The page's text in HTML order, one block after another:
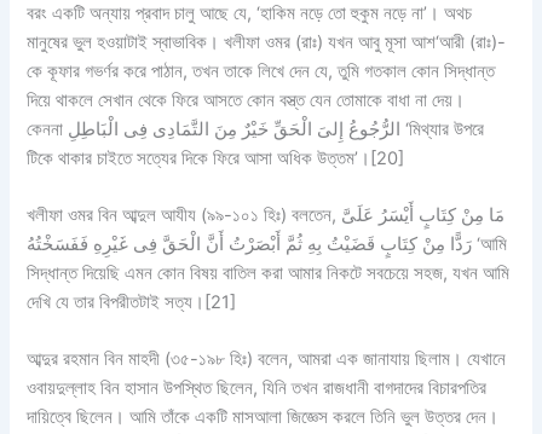
বরং একটি অন্যায় প্রবাদ চালু আছে যে, ‘হাকিম নড়ে তো হুকুম নড়ে না’। অথচ
মানুষের ভুল হওয়াটাই স্বাভাবিক। খলীফা ওমর (রাঃ) যখন আবু মূসা আশ‘আরী (রাঃ)-
কে কূফার গভর্ণর করে পাঠান, তখন তাকে লিখে দেন যে, তুমি গতকাল কোন সিদ্ধান্ত
দিয়ে থাকলে সেখান থেকে ফিরে আসতে কোন বস্ত্ত যেন তোমাকে বাধা না দেয়।
কেননা الرُّجُوعُ إِلىَ الْحَقِّ خَيْرٌ مِنَ التَّمَادِى فِى الْبَاطِلِ ‘মিথ্যার উপরে
টিকে থাকার চাইতে সত্যের দিকে ফিরে আসা অধিক উত্তম’।[20]
খলীফা ওমর বিন আব্দুল আযীয (৯৯-১০১ হিঃ) বলতেন, مَا مِنْ كِتَابٍ أَيْسَرُ عَلَىَّ
رَدًّا مِنْ كِتَابٍ قَضَيْتُ بِهِ ثُمَّ أَبْصَرْتُ أَنَّ الْحَقَّ فِى غَيْرِهِ فَفَسَخْتُهُ ‘আমি
সিদ্ধান্ত দিয়েছি এমন কোন বিষয় বাতিল করা আমার নিকটে সবচেয়ে সহজ, যখন আমি
দেখি যে তার বিপরীতটাই সত্য।[21]
আব্দুর রহমান বিন মাহদী (৩৫-১৯৮ হিঃ) বলেন, আমরা এক জানাযায় ছিলাম। যেখানে
ওবায়দুল্লাহ বিন হাসান উপস্থিত ছিলেন, যিনি তখন রাজধানী বাগদাদের বিচারপতির
দায়িত্বে ছিলেন। আমি তাঁকে একটি মাসআলা জিজ্ঞেস করলে তিনি ভুল উত্তর দেন।